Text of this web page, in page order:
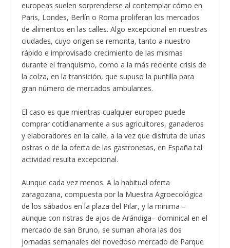
europeas suelen sorprenderse al contemplar cómo en
Paris, Londes, Berlín o Roma proliferan los mercados
de alimentos en las calles. Algo excepcional en nuestras
ciudades, cuyo origen se remonta, tanto a nuestro
rápido e improvisado crecimiento de las mismas
durante el franquismo, como a la más reciente crisis de
la colza, en la transición, que supuso la puntilla para
gran número de mercados ambulantes.
El caso es que mientras cualquier europeo puede
comprar cotidianamente a sus agricultores, ganaderos
y elaboradores en la calle, a la vez que disfruta de unas
ostras o de la oferta de las gastronetas, en España tal
actividad resulta excepcional.
Aunque cada vez menos. A la habitual oferta
zaragozana, compuesta por la Muestra Agroecológica
de los sábados en la plaza del Pilar, y la mínima –
aunque con ristras de ajos de Arándiga– dominical en el
mercado de san Bruno, se suman ahora las dos
jornadas semanales del novedoso mercado de Parque